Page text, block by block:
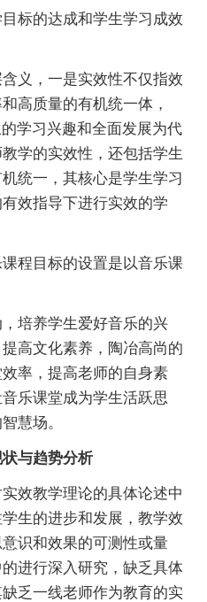
标的达成和学生学习成效
义，一是实效性不仅指效
高质量的有机统一体，
学习兴趣和全面发展为代
学的实效性，还包括学生
统一，其核心是学生学习
效指导下进行实效的学
程目标的设置是以音乐课
培养学生爱好音乐的兴
高文化素养，陶冶高尚的
率，提高老师的自身素
乐课堂成为学生活跃思
慧场。
与趋势分析
效教学理论的具体论述中
生的进步和发展，教学效
识和效果的可测性或量
进行深入研究，缺乏具体
乏一线老师作为教育的实